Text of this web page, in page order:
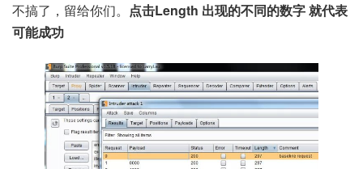
不搞了，留给你们。 点击Length 出现的不同的数字 就代表
可能成功